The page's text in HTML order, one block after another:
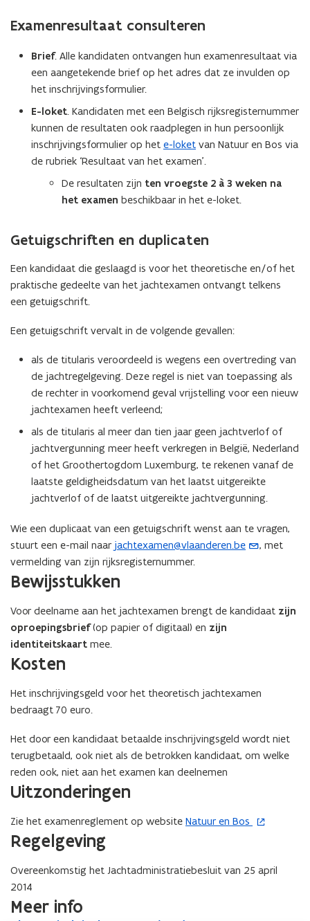
s
e
r
)
n
t
i
u
w
e
-
m
a
l
p
p
c
t
i
e
)
Examenresultaat consulteren
Brief. Alle kandidaten ontvangen hun examenresultaat via
een aangetekende brief op het adres dat ze invulden op
het inschrijvingsformulier.
E-loket. Kandidaten met een Belgisch rijksregisternummer
kunnen de resultaten ook raadplegen in hun persoonlijk
inschrijvingsformulier op het e-loket van Natuur en Bos via
de rubriek ‘Resultaat van het examen’.
De resultaten zijn ten vroegste 2 à 3 weken na
het examen beschikbaar in het e-loket.
Getuigschriften en duplicaten
Een kandidaat die geslaagd is voor het theoretische en/of het
praktische gedeelte van het jachtexamen ontvangt telkens
een getuigschrift.
Een getuigschrift vervalt in de volgende gevallen:
als de titularis veroordeeld is wegens een overtreding van
de jachtregelgeving. Deze regel is niet van toepassing als
de rechter in voorkomend geval vrijstelling voor een nieuw
jachtexamen heeft verleend;
als de titularis al meer dan tien jaar geen jachtverlof of
jachtvergunning meer heeft verkregen in België, Nederland
of het Groothertogdom Luxemburg, te rekenen vanaf de
laatste geldigheidsdatum van het laatst uitgereikte
jachtverlof of de laatst uitgereikte jachtvergunning.
Wie een duplicaat van een getuigschrift wenst aan te vragen,
stuurt een e-mail naar jachtexamen@vlaanderen.be
(
o
p
n
t
w
m
a
i
l
p
i
, met
vermelding van zijn rijksregisternummer.
Bewijsstukken
Voor deelname aan het jachtexamen brengt de kandidaat zijn
oproepingsbrief(op papier of digitaal) en zijn
identiteitskaart mee.
Kosten
Het inschrijvingsgeld voor het theoretisch jachtexamen
bedraagt 70 euro.
Het door een kandidaat betaalde inschrijvingsgeld wordt niet
terugbetaald, ook niet als de betrokken kandidaat, om welke
reden ook, niet aan het examen kan deelnemen
Uitzonderingen
Zie het examenreglement op website Natuur en Bos
(
e
Regelgeving
Overeenkomstig het Jachtadministratiebesluit van 25 april
2014
Meer info